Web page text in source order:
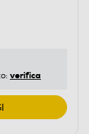
verifica